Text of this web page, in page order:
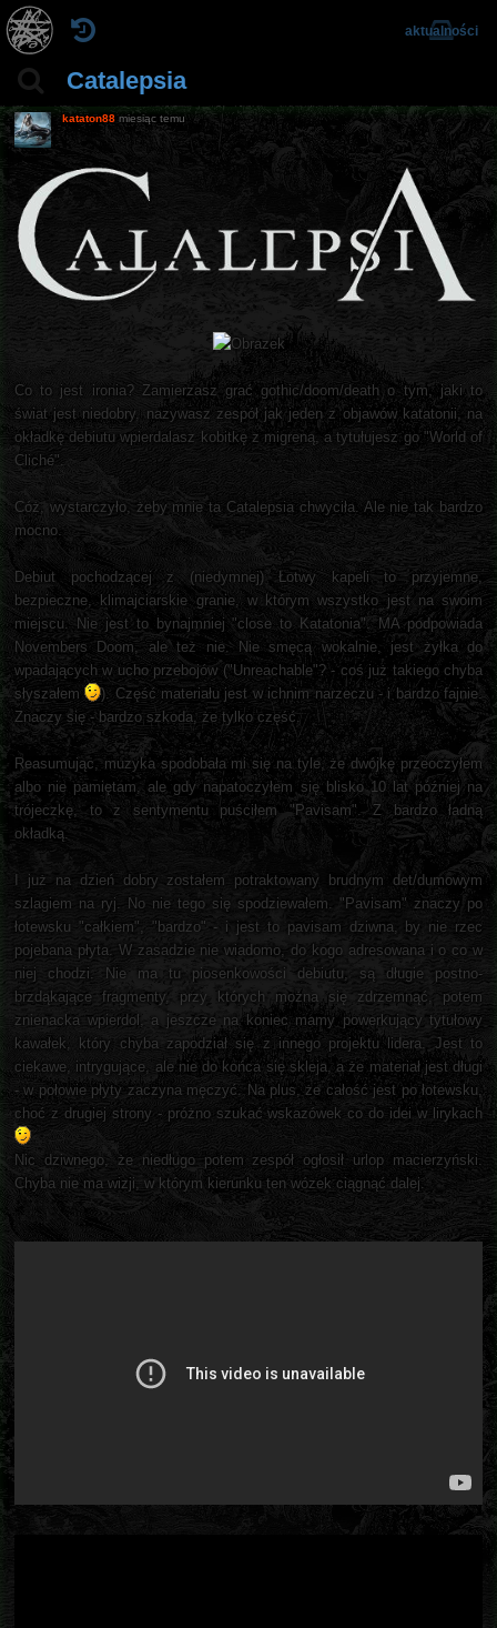
Catalepsia
aktualności
kataton88 miesiąc temu
Co to jest ironia? Zamierzasz grać gothic/doom/death o tym, jaki to
świat jest niedobry, nazywasz zespół jak jeden z objawów katatonii, na
okładkę debiutu wpierdalasz kobitkę z migreną, a tytułujesz go "World of
Cliché".
Cóż, wystarczyło, żeby mnie ta Catalepsia chwyciła. Ale nie tak bardzo
mocno.
Debiut pochodzącej z (niedymnej) Łotwy kapeli to przyjemne,
bezpieczne, klimajciarskie granie, w którym wszystko jest na swoim
miejscu. Nie jest to bynajmniej "close to Katatonia". MA podpowiada
Novembers Doom, ale też nie. Nie smęcą wokalnie, jest żyłka do
wpadających w ucho przebojów ("Unreachable"? - coś już takiego chyba
słyszałem
). Część materiału jest w ichnim narzeczu - i bardzo fajnie.
Znaczy się - bardzo szkoda, że tylko część.
Reasumując, muzyka spodobała mi się na tyle, że dwójkę przeoczyłem
albo nie pamiętam, ale gdy napatoczyłem się blisko 10 lat później na
trójeczkę, to z sentymentu puściłem "Pavisam". Z bardzo ładną
okładką.
I już na dzień dobry zostałem potraktowany brudnym det/dumowym
szlagiem na ryj. No nie tego się spodziewałem. "Pavisam" znaczy po
łotewsku "całkiem", "bardzo" - i jest to pavisam dziwna, by nie rzec
pojebana płyta. W zasadzie nie wiadomo, do kogo adresowana i o co w
niej chodzi. Nie ma tu piosenkowości debiutu, są długie postno-
brzdąkające fragmenty, przy których można się zdrzemnąć, potem
znienacka wpierdol, a jeszcze na koniec mamy powerkujący tytułowy
kawałek, który chyba zapodział się z innego projektu lidera. Jest to
ciekawe, intrygujące, ale nie do końca się skleja, a że materiał jest długi
- w połowie płyty zaczyna męczyć. Na plus, że całość jest po łotewsku,
choć z drugiej strony - próżno szukać wskazówek co do idei w lirykach
Nic dziwnego, że niedługo potem zespół ogłosił urlop macierzyński.
Chyba nie ma wizji, w którym kierunku ten wózek ciągnąć dalej.